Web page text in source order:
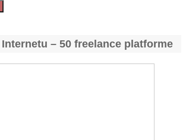
– 50 freelance platforme